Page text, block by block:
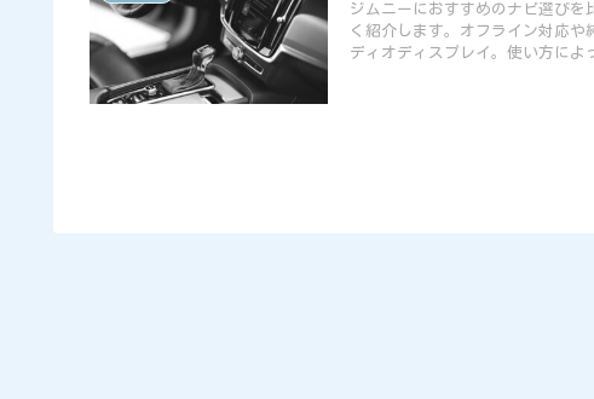
ジムニーにおすすめのナビ選びを
く紹介します。オフライン対応
ディオディスプレイ。使い方によ